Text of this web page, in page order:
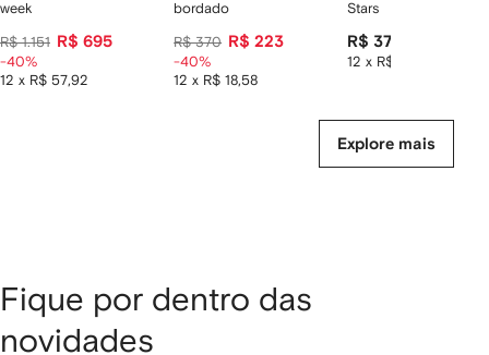
week
R$ 1.151 R$ 695
12 x R$ 57,92
-40%
bordado
R$ 370 R$ 223
12 x R$ 18,58
-40%
Stars
R$ 379
12 x R$ 31,58
Explore mais
Fique por dentro das
novidades